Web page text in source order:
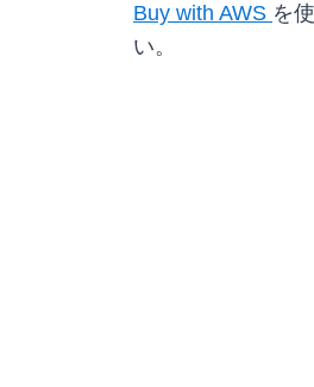
Buy with AWS を
い。